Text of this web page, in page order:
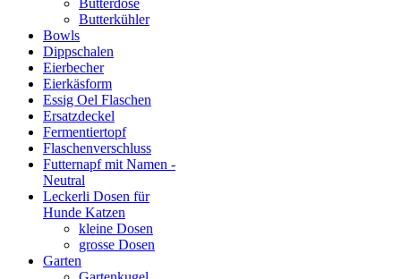
Butterdose
Butterkühler
Bowls
Dippschalen
Eierbecher
Eierkäsform
Essig Oel Flaschen
Ersatzdeckel
Fermentiertopf
Flaschenverschluss
Futternapf mit Namen -
Neutral
Leckerli Dosen für
Hunde Katzen
kleine Dosen
grosse Dosen
Garten